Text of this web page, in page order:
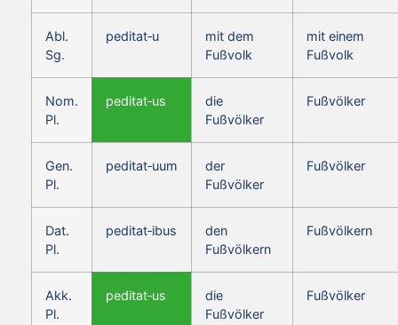
Abl.
Sg.
peditat‑u
mit dem
Fußvolk
mit einem
Fußvolk
Nom.
Pl.
peditat‑us
die
Fußvölker
Fußvölker
Gen.
Pl.
peditat‑uum
der
Fußvölker
Fußvölker
Dat.
Pl.
peditat‑ibus
den
Fußvölkern
Fußvölkern
Akk.
Pl.
peditat‑us
die
Fußvölker
Fußvölker